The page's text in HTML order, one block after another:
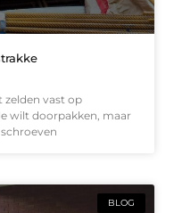
zelden vast op
wilt doorpakken, maar
BLOG